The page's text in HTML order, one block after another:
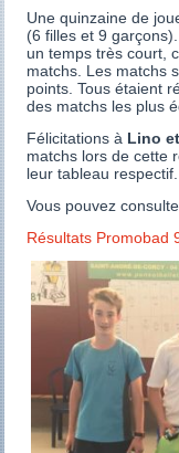
Une quinzaine de
(6 filles et 9
un temps très court,
matchs. Les matchs
points. Tous étaient
des matchs les plus
Félicitations à Lino
matchs lors de cette
leur tableau respectif.
Vous pouvez
Résultats Promobad